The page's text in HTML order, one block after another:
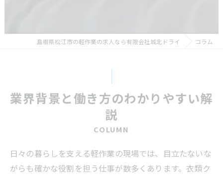
島根県松江市の軽作業の求人なら有限会社城北ドライ コラム
業界背景と働き方のわかりやすい解
説
COLUMN
日々の暮らしを支える軽作業の現場では、目立たないな
がらも確かな役割を担う仕事が数多くあります。衣類ク